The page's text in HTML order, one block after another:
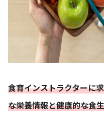
食育インストラクターに
な栄養情報と健康的な食